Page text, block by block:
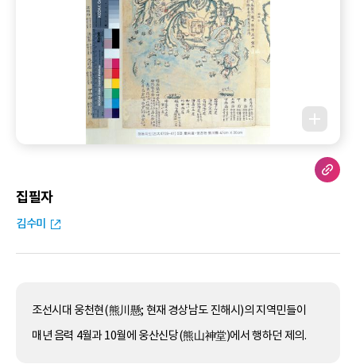
집필자
김수미
조선시대 웅천현(熊川懸; 현재 경상남도 진해시)의 지역민들이
매년 음력 4월과 10월에 웅산신당(熊山神堂)에서 행하던 제의.